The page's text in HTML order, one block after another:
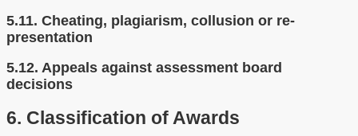
5.11. Cheating, plagiarism, collusion or re-
presentation
5.12. Appeals against assessment board
decisions
6. Classification of Awards